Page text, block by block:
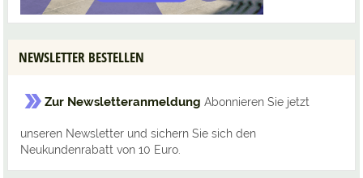
NEWSLETTER BESTELLEN
Zur Newsletteranmeldung Abonnieren Sie jetzt
unseren Newsletter und sichern Sie sich den
Neukundenrabatt von 10 Euro.